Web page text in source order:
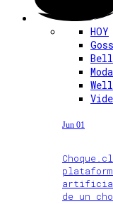
HOY
Moda
Jun 01
artificial
de un